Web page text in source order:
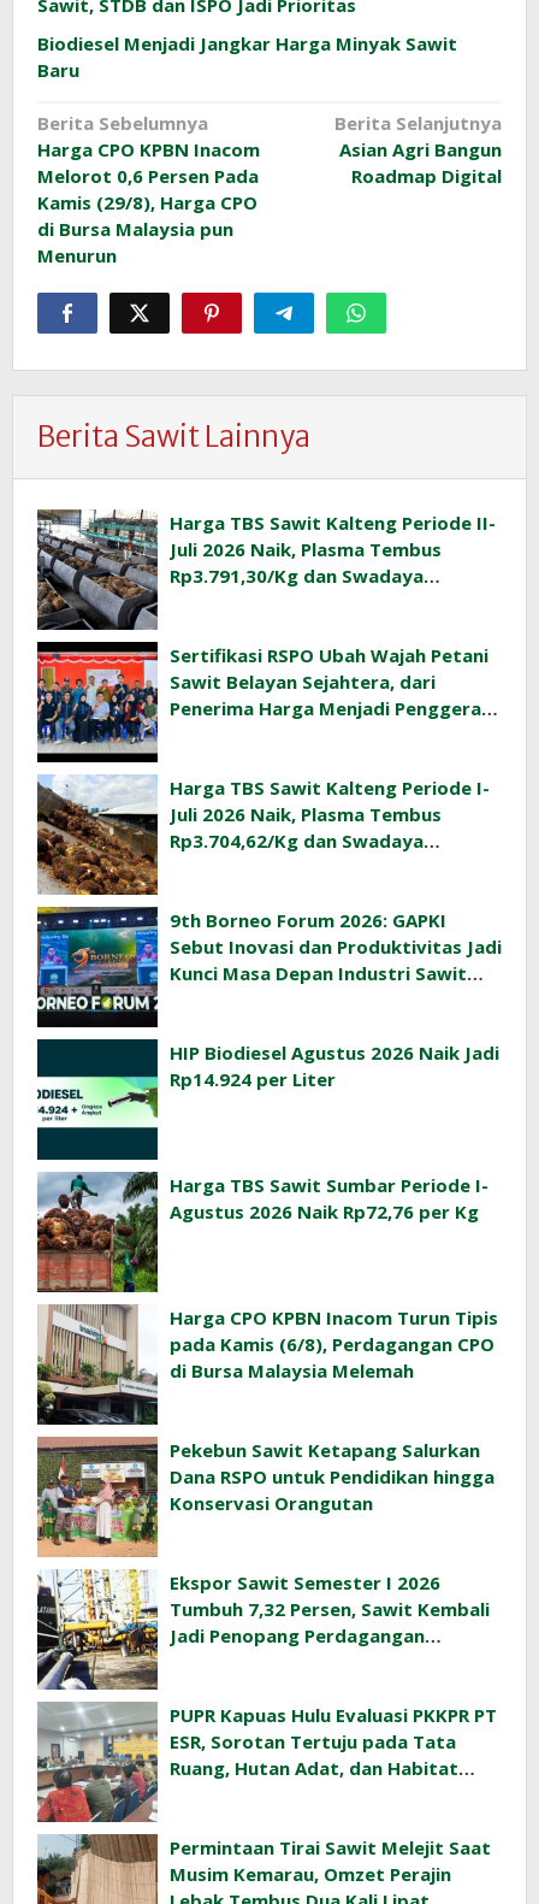
Biodiesel Menjadi Jangkar Harga Minyak Sawit
Baru
Navigasi
pos
Berita Sebelumnya
Harga CPO KPBN Inacom
Melorot 0,6 Persen Pada
Kamis (29/8), Harga CPO
di Bursa Malaysia pun
Menurun
Berita Selanjutnya
Asian Agri Bangun
Roadmap Digital
Berita Sawit Lainnya
Harga TBS Sawit Kalteng Periode II-
Juli 2026 Naik, Plasma Tembus
Rp3.791,30/Kg dan Swadaya
Sertifikasi RSPO Ubah Wajah Petani
Sawit Belayan Sejahtera, dari
Penerima Harga Menjadi Penggerak
Harga TBS Sawit Kalteng Periode I-
Juli 2026 Naik, Plasma Tembus
Rp3.704,62/Kg dan Swadaya
9th Borneo Forum 2026: GAPKI
Sebut Inovasi dan Produktivitas Jadi
Kunci Masa Depan Industri Sawit
HIP Biodiesel Agustus 2026 Naik Jadi
Rp14.924 per Liter
Harga TBS Sawit Sumbar Periode I-
Agustus 2026 Naik Rp72,76 per Kg
Harga CPO KPBN Inacom Turun Tipis
pada Kamis (6/8), Perdagangan CPO
di Bursa Malaysia Melemah
Pekebun Sawit Ketapang Salurkan
Dana RSPO untuk Pendidikan hingga
Konservasi Orangutan
Ekspor Sawit Semester I 2026
Tumbuh 7,32 Persen, Sawit Kembali
Jadi Penopang Perdagangan
PUPR Kapuas Hulu Evaluasi PKKPR PT
ESR, Sorotan Tertuju pada Tata
Ruang, Hutan Adat, dan Habitat
Permintaan Tirai Sawit Melejit Saat
Musim Kemarau, Omzet Perajin